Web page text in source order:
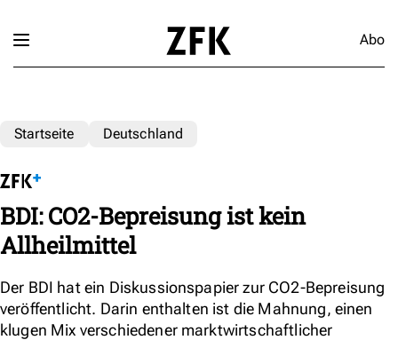
Abo
Startseite Deutschland
BDI: CO2-Bepreisung ist kein
Allheilmittel
Der BDI hat ein Diskussionspapier zur CO2-Bepreisung
veröffentlicht. Darin enthalten ist die Mahnung, einen
klugen Mix verschiedener marktwirtschaftlicher